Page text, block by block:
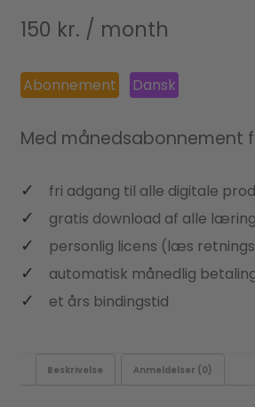
150 kr. / month
Abonnement Dansk
Med månedsabonnement
fri adgang til alle digitale
gratis download af alle
personlig licens (læs
automatisk månedlig
et års bindingstid
Beskrivelse Anmeldelser (0)